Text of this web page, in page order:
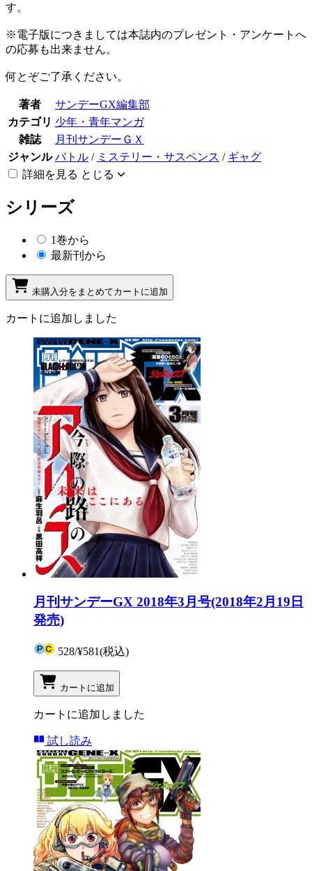
す。
※電子版につきましては本誌内のプレゼント・アンケートへ
の応募も出来ません。
何とぞご了承ください。
著者
サンデーGX編集部
カテゴリ 少年・青年マンガ
雑誌
月刊サンデーＧＸ
ジャンル バトル / ミステリー・サスペンス / ギャグ
詳細を見る とじる
シリーズ
1巻から
最新刊から
未購入分をまとめてカートに追加
カートに追加しました
月刊サンデーGX 2018年3月号(2018年2月19日
発売)
528/¥581(税込)
カートに追加
カートに追加しました
試し読み